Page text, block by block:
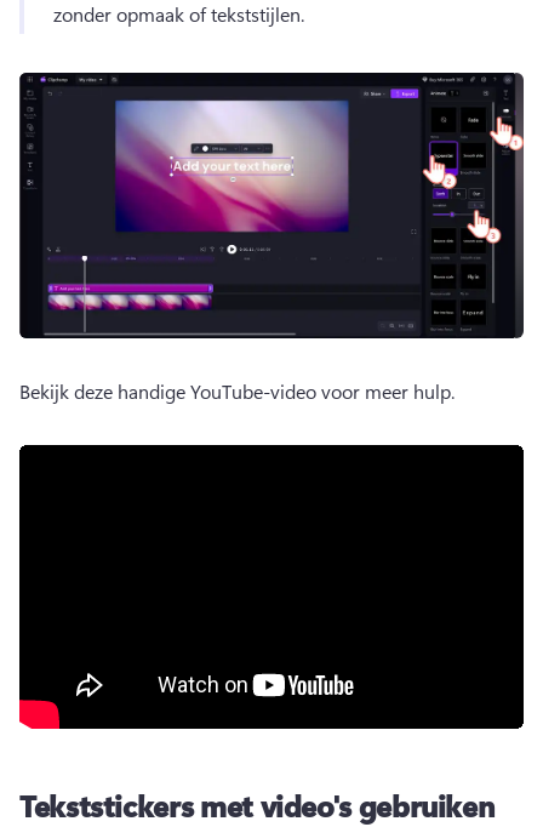
zonder opmaak of tekststijlen.
Bekijk deze handige YouTube-video voor meer hulp.
Tekststickers met video's gebruiken